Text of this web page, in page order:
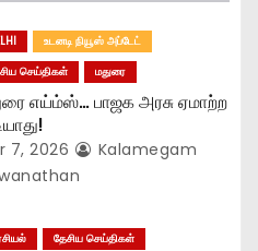
உடனடி நியூஸ் அப்டேட்
செய்திகள்
மதுரை
எய்ம்ஸ்… பாஜக அரசு ஏமாற்ற
7, 2026
Kalamegam
தேசிய செய்திகள்